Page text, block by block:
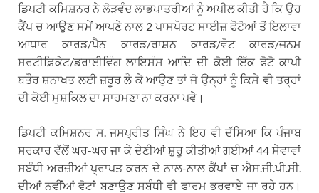
ਡਿਪਟੀ ਕਮਿਸ਼ਨਰ ਨੇ ਲੋੜਵੰਦ ਲਾਭਪਾਤਰੀਆਂ ਨੂੰ ਅਪੀਲ ਕੀਤੀ ਹੈ ਕਿ ਉਹ
ਕੈਂਪ ਚ ਆਉਣ ਸਮੇਂ ਆਪਣੇ ਨਾਲ 2 ਪਾਸਪੋਰਟ ਸਾਈਜ਼ ਫੋਟੋਆਂ ਤੋਂ ਇਲਾਵਾ
ਆਧਾਰ ਕਾਰਡ/ਪੈਨ ਕਾਰਡ/ਰਾਸ਼ਨ ਕਾਰਡ/ਵੋਟ ਕਾਰਡ/ਜਨਮ
ਸਰਟੀਫ਼ਿਕੇਟ/ਡਰਾਈਵਿੰਗ ਲਾਇਸੰਸ ਆਦਿ ਦੀ ਕੋਈ ਇੱਕ ਫੋਟੋ ਕਾਪੀ
ਬਤੌਰ ਸ਼ਨਾਖਤ ਲਈ ਜ਼ਰੂਰ ਲੈ ਕੇ ਆਉਣ ਤਾਂ ਜੋ ਉਨ੍ਹਾਂ ਨੂੰ ਕਿਸੇ ਵੀ ਤਰ੍ਹਾਂ
ਦੀ ਕੋਈ ਮੁਸ਼ਕਿਲ ਦਾ ਸਾਹਮਣਾ ਨਾ ਕਰਨਾ ਪਵੇ।
ਡਿਪਟੀ ਕਮਿਸ਼ਨਰ ਸ. ਜਸਪ੍ਰੀਤ ਸਿੰਘ ਨੇ ਇਹ ਵੀ ਦੱਸਿਆ ਕਿ ਪੰਜਾਬ
ਸਰਕਾਰ ਵੱਲੋਂ ਘਰ-ਘਰ ਜਾ ਕੇ ਦੇਣੀਆਂ ਸ਼ੁਰੂ ਕੀਤੀਆਂ ਗਈਆਂ 44 ਸੇਵਾਵਾਂ
ਸਬੰਧੀ ਅਰਜ਼ੀਆਂ ਪ੍ਰਾਪਤ ਕਰਨ ਦੇ ਨਾਲ-ਨਾਲ ਕੈਂਪਾਂ ਚ ਐਸ.ਜੀ.ਪੀ.ਸੀ.
ਦੀਆਂ ਨਵੀਂਆਂ ਵੋਟਾਂ ਬਣਾਉਣ ਸਬੰਧੀ ਵੀ ਫਾਰਮ ਭਰਵਾਏ ਜਾ ਰਹੇ ਹਨ।